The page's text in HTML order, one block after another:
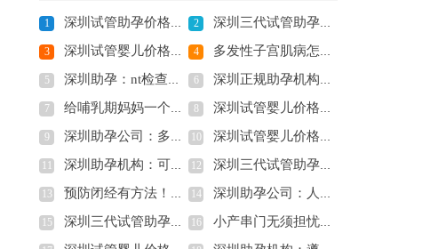
1 深圳试管助孕价格：内膜形态不好对宫腔灌注有影响，会影响到手术效果并非空穴来风 2 深圳三代试管助孕：2023潮州中心医院试管婴儿流程指南，助孕成功率预估
3 深圳试管婴儿价格：2023赣州市妇保院试管婴儿全方位指南，附成功率参考 4 多发性子宫肌病怎么回事？患者应积极接受治疗
5 深圳助孕：nt检查费用一般不到三百，不同医院收费有差异 6 深圳正规助孕机构：顺产快慢与什么因素有关-能不能减轻痛苦-
7 给哺乳期妈妈一个警告：及时补充认真补钙 8 深圳试管婴儿价格：俄罗斯试管婴儿促排前降调是为什么,降调的好处
9 深圳助孕公司：多囊怎么调理才能怀孕，这五个调理多囊的方法不要错过 10 深圳试管婴儿价格：巧囊手术对卵巢伤害较大，稍不注意还可能再复发
深圳助孕机构：可丽蓝验孕周期数有技巧，真假怀孕一测便知！ 12 深圳三代试管助孕中心：妊娠期高血压的症状和表现，看看你中了几个
13 预防闭经有方法！3种偏方不仅调经还养卵巢！ 14 深圳助孕公司：人工授精男方取精用什么方式？不同的人群方式不同
15 深圳三代试管助孕中心：女性多囊卵巢不要拖，严重可致不孕 16 小产串门无须担忧，乃封建迷信的说法